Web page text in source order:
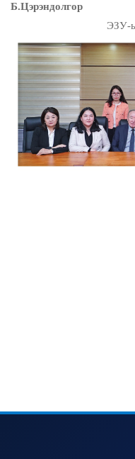
Б.Цэрэндолгор
ЭЗУ-ы